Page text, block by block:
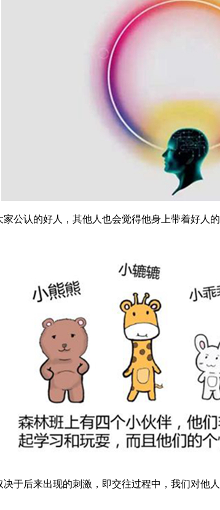
认的好人，其他人也会觉得他身上带着好人
后来出现的刺激，即交往过程中，我们对他